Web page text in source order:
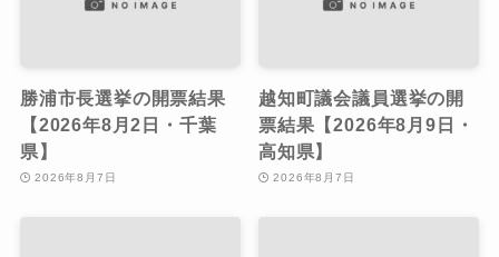
勝浦市長選挙の開票結果
【2026年8月2日・千葉
県】
2026年8月7日
越知町議会議員選挙の開
票結果【2026年8月9日・
高知県】
2026年8月7日